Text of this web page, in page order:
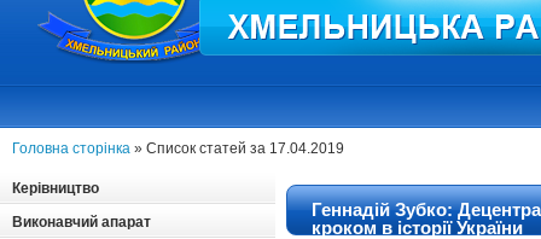
Головна сторінка » Список статей за 17.04.2019
Керівництво
Виконавчий апарат
Геннадій Зубко:
кроком в історії України